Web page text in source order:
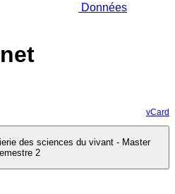
Données
vCard
des sciences du vivant - Master
2